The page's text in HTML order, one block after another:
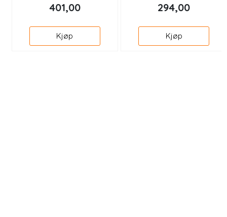
401,00
Kjøp
294,00
Kjøp